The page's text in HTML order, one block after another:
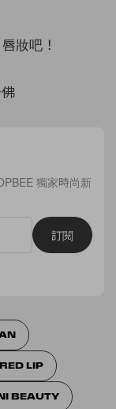
妝吧！
獨家時尚新
訂閱
RED LIP
BEAUTY